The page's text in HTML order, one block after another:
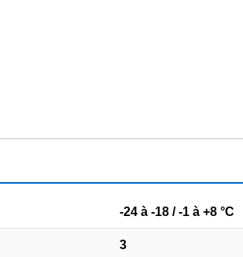
-24 à -18 / -1 à +8 °C
3